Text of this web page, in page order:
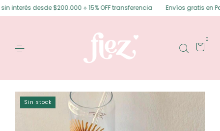
desde $200.000 ⟡ 15% OFF transferencia Envíos gratis en
0
Sin stock